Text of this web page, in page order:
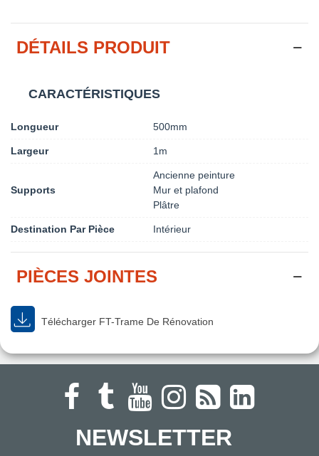
DÉTAILS PRODUIT
CARACTÉRISTIQUES
Longueur 500mm
Largeur 1m
Supports
Ancienne peinture
Mur et plafond
Plâtre
Destination Par Pièce Intérieur
PIÈCES JOINTES
Télécharger FT-Trame De Rénovation
NEWSLETTER